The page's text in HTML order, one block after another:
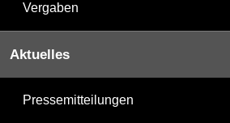
Vergaben
Aktuelles
Pressemitteilungen